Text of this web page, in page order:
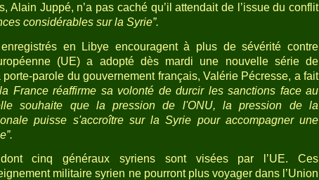
Alain Juppé, n’a pas caché qu’il attendait de l’issue du conflit
considérables sur la Syrie”.
en Libye encouragent à plus de sévérité contre
(UE) a adopté dès mardi une nouvelle série de
parole du gouvernement français, Valérie Pécresse, a fait
France réaffirme sa volonté de durcir les sanctions face au
souhaite que la pression de l'ONU, la pression de la
puisse s'accroître sur la Syrie pour accompagner une
cinq généraux syriens sont visées par l’UE. Ces
militaire syrien ne pourront plus voyager dans l’Union